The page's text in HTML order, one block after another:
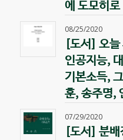
에 도모히로
08/25/2020
[도서] 오
인공지능,
기본소득,
훈, 송주명,
07/29/2020
[도서] 분